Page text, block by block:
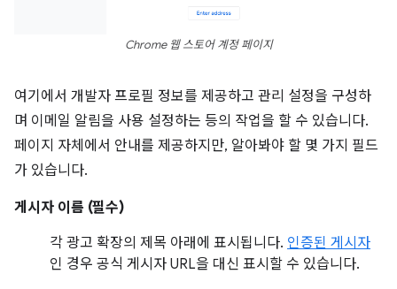
Chrome 웹 스토어 계정 페이지
여기에서 개발자 프로필 정보를 제공하고 관리 설정을 구성하
며 이메일 알림을 사용 설정하는 등의 작업을 할 수 있습니다.
페이지 자체에서 안내를 제공하지만, 알아봐야 할 몇 가지 필드
가 있습니다.
게시자 이름 (필수)
각 광고 확장의 제목 아래에 표시됩니다. 인증된 게시자
인 경우 공식 게시자 URL을 대신 표시할 수 있습니다.